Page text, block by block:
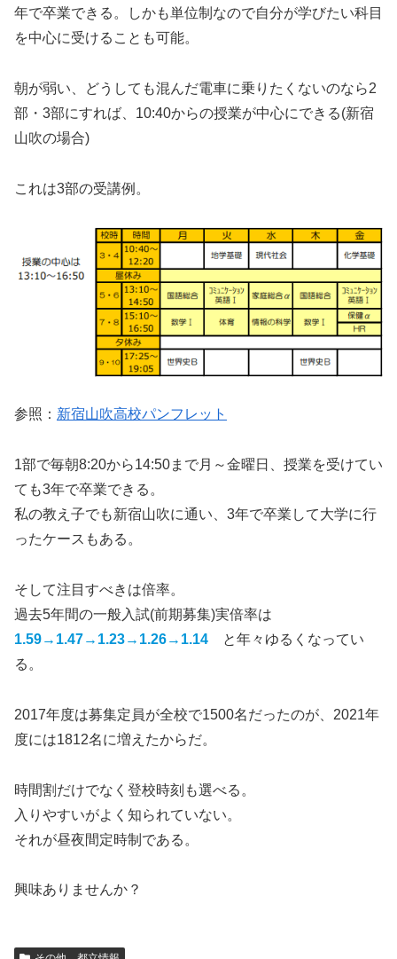
年で卒業できる。しかも単位制なので自分が学びたい科目
を中心に受けることも可能。
朝が弱い、どうしても混んだ電車に乗りたくないのなら2
部・3部にすれば、10:40からの授業が中心にできる(新宿
山吹の場合)
これは3部の受講例。
参照： 新宿山吹高校パンフレット
1部で毎朝8:20から14:50まで月～金曜日、授業を受けてい
ても3年で卒業できる。
私の教え子でも新宿山吹に通い、3年で卒業して大学に行
ったケースもある。
そして注目すべきは倍率。
過去5年間の一般入試(前期募集)実倍率は
1.59→1.47→1.23→1.26→1.14 と年々ゆるくなってい
る。
2017年度は募集定員が全校で1500名だったのが、2021年
度には1812名に増えたからだ。
時間割だけでなく登校時刻も選べる。
入りやすいがよく知られていない。
それが昼夜間定時制である。
興味ありませんか？